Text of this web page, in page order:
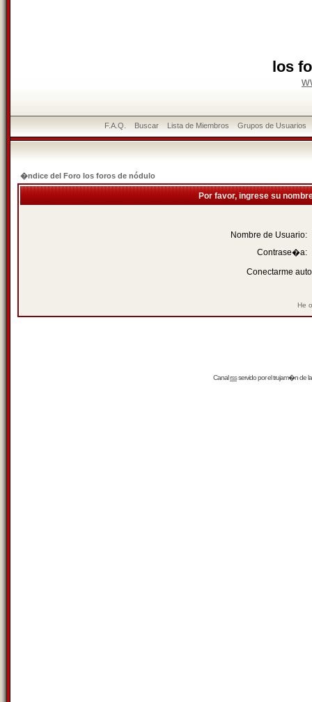
los
F.A.Q. Buscar Lista de Miembros Grupos de Usuarios
�ndice del Foro los foros de nódulo
Por favor, ingrese su
Nombre de Usuario:
Contrase�a:
Conectarme
He
Canalrssservido por eltrujam�nde